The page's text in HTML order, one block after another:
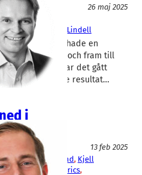
26 maj 2025
Khorsand Peter Lindell
Careium hade en
under 2023 och fram till
Sedan dess har det gått
huvudägarna se resultat…
i
13 feb 2025
, Doro, Eolus Vind, Kjell
Precise Biometrics